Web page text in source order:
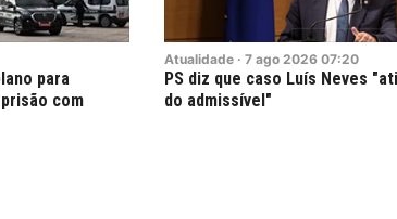
para
com
Atualidade · 7 ago 2026 07:20
PS diz que caso Luís Neves
do admissível"